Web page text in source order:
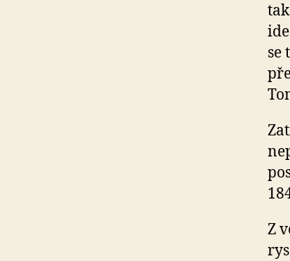
se
Z